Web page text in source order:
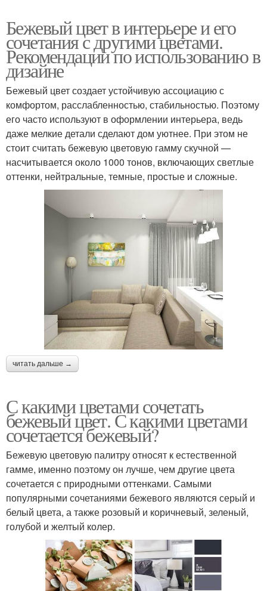
Бежевый цвет в интерьере и его
сочетания с другими цветами.
Рекомендации по использованию в
дизайне
Бежевый цвет создает устойчивую ассоциацию с
комфортом, расслабленностью, стабильностью. Поэтому
его часто используют в оформлении интерьера, ведь
даже мелкие детали сделают дом уютнее. При этом не
стоит считать бежевую цветовую гамму скучной —
насчитывается около 1000 тонов, включающих светлые
оттенки, нейтральные, темные, простые и сложные.
читать дальше →
С какими цветами сочетать
бежевый цвет. С какими цветами
сочетается бежевый?
Бежевую цветовую палитру относят к естественной
гамме, именно поэтому он лучше, чем другие цвета
сочетается с природными оттенками. Самыми
популярными сочетаниями бежевого являются серый и
белый цвета, а также розовый и коричневый, зеленый,
голубой и желтый колер.